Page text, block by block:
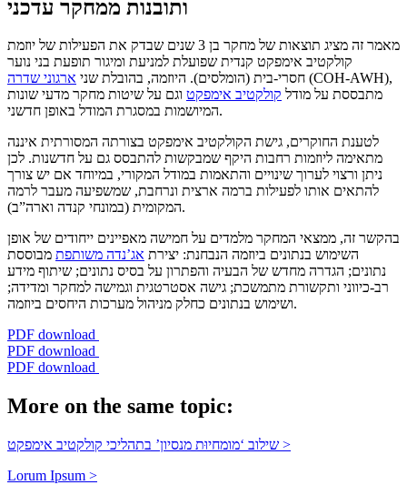
ותובנות ממחקר עדכני
מאמר זה מציג תוצאות של מחקר בן 3 שנים שבדק את הפעילות של יוזמת
קולקטיב אימפקט קנדית שפועלת למניעת ומיגור תופעת בני נוער
חסרי-בית (הומלסים). היוזמה, בהובלת שני ארגוני שדרה
(COH-AWH),
מתבססת על מודל קולקטיב אימפקט וגם על שיטות מחקר מדעי שונות
המיושמות במסגרת המודל באופן חדשני.
לטענת החוקרים, גישת הקולקטיב אימפקט בצורתה המסורתית איננה
מתאימה ליוזמות רחבות היקף שמבקשות להתבסס גם על חדשנות. לכן
ניתן ורצוי לערוך שינויים והתאמות במודל המקורי, במיוחד אם יש צורך
להתאים אותו לפעילות ברמה ארצית ונרחבת, שמשפיעה מעבר לרמה
המקומית (במונחי קנדה וארה”ב).
בהקשר זה, ממצאי המחקר מלמדים על חמישה מאפיינים ייחודים של אופן
השימוש בנתונים ביוזמה הנבחנת: יצירת אג’נדה משותפת מבוססת
נתונים; הגדרה מחדש של הבעיה והפתרון על בסיס נתונים; שיתוף מידע
רב-כיווני ותקשורת מתמשכת; גישה אסטרטגית וגמישה למחקר ומדידה;
ושימוש בנתונים כחלק מניהול מערכות היחסים ביוזמה.
PDF download
PDF download
PDF download
More on the same topic:
שילוב ‘מומחיוּת מנסיון’ בתהליכי קולקטיב אימפקט >
Lorum Ipsum >